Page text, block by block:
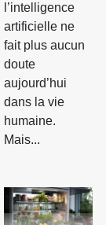
l’intelligence
artificielle ne
fait plus aucun
doute
aujourd’hui
dans la vie
humaine.
Mais...